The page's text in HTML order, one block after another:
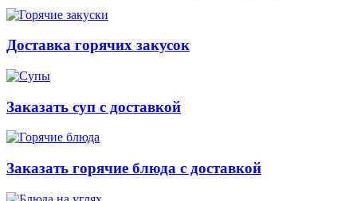
Доставка горячих закусок
Заказать суп с доставкой
Заказать горячие блюда с доставкой